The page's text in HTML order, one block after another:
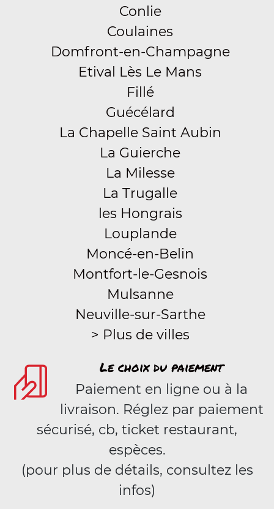
Conlie
Coulaines
Domfront-en-Champagne
Etival Lès Le Mans
Fillé
Guécélard
La Chapelle Saint Aubin
La Guierche
La Milesse
La Trugalle
les Hongrais
Louplande
Moncé-en-Belin
Montfort-le-Gesnois
Mulsanne
Neuville-sur-Sarthe
> Plus de villes
Le choix du paiement
Paiement en ligne ou à la
livraison. Réglez par paiement
sécurisé, cb, ticket restaurant,
espèces.
(pour plus de détails, consultez les
infos)